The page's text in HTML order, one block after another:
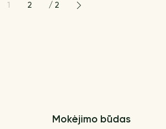
1 2 / 2
Mokėjimo būdas